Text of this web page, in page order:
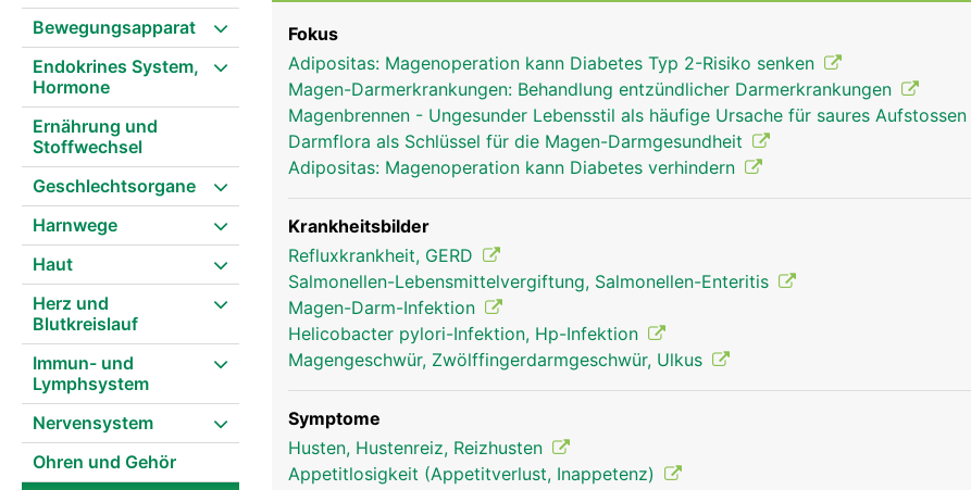
Bewegungsapparat
Endokrines System,
Hormone
Ernährung und
Stoffwechsel
Geschlechtsorgane
Harnwege
Haut
Herz und
Blutkreislauf
Immun- und
Lymphsystem
Nervensystem
Ohren und Gehör
Fokus
Adipositas: Magenoperation kann Diabetes Typ 2-Risiko senken
Magen-Darmerkrankungen: Behandlung entzündlicher Darmerkrankungen
Magenbrennen - Ungesunder Lebensstil als häufige Ursache für saures Aufstossen
Darmflora als Schlüssel für die Magen-Darmgesundheit
Adipositas: Magenoperation kann Diabetes verhindern
Krankheitsbilder
Refluxkrankheit, GERD
Salmonellen-Lebensmittelvergiftung, Salmonellen-Enteritis
Magen-Darm-Infektion
Helicobacter pylori-Infektion, Hp-Infektion
Magengeschwür, Zwölffingerdarmgeschwür, Ulkus
Symptome
Husten, Hustenreiz, Reizhusten
Appetitlosigkeit (Appetitverlust, Inappetenz)